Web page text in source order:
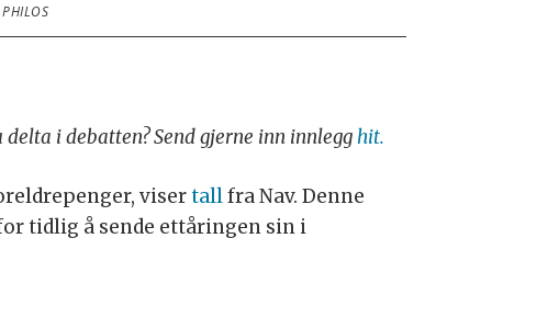
i debatten? Send gjerne inn innlegghit.
visertallfra Nav. Denne
tidlig å sende ettåringen sin i